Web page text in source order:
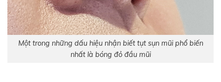
Một trong những dấu hiệu nhận biết tụt sụn mũi phổ biến
nhất là bóng đỏ đầu mũi